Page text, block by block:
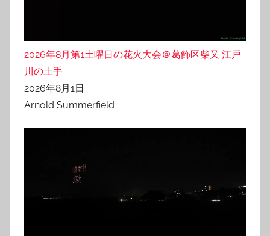
2026年8月第1土曜日の花火大会＠葛飾区柴又 江戸
川の土手
2026年8月1日
Arnold Summerfield